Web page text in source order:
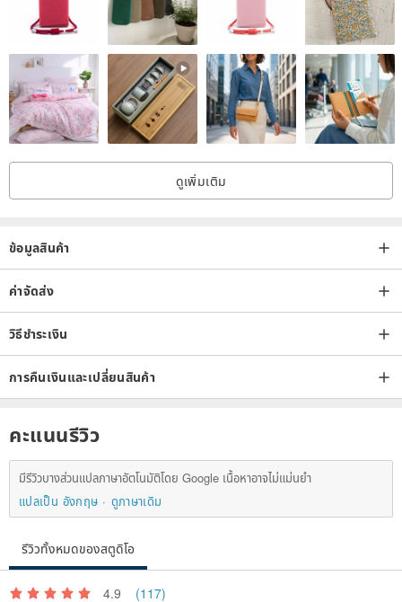
ดูเพิ่มเติม
ข้อมูลสินค้า
ค่าจัดส่ง
วิธีชำระเงิน
การคืนเงินและเปลี่ยนสินค้า
คะแนนรีวิว
มีรีวิวบางส่วนแปลภาษาอัตโนมัติโดย Google เนื้อหาอาจไม่แม่นยำ
แปลเป็น อังกฤษ
ดูภาษาเดิม
รีวิวทั้งหมดของสตูดิโอ
4.9 (117)